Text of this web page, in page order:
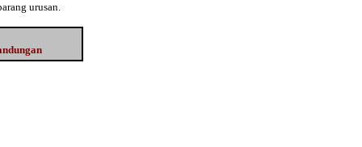
urusan.